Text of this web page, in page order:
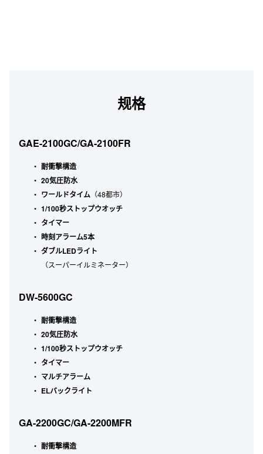
规格
GAE-2100GC/GA-2100FR
耐衝撃構造
20気圧防水
ワールドタイム（48都市）
1/100秒ストップウオッチ
タイマー
時刻アラーム5本
ダブルLEDライト
（スーパーイルミネーター）
DW-5600GC
耐衝撃構造
20気圧防水
1/100秒ストップウオッチ
タイマー
マルチアラーム
ELバックライト
GA-2200GC/GA-2200MFR
耐衝撃構造